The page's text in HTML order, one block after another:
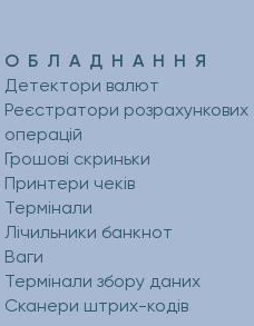
ОБЛАДНАННЯ
Детектори валют
Реєстратори розрахункових
операцій
Грошові скриньки
Принтери чеків
Термінали
Лічильники банкнот
Ваги
Термінали збору даних
Сканери штрих-кодів